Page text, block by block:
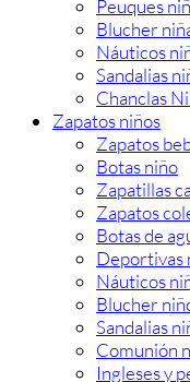
Peuques
Blucher
Náuticos
Sandalias
Chanclas
Zapatos niños
Zapatos
Botas niño
Zapatillas
Zapatos
Botas de
Deportivas
Náuticos
Blucher
Sandalias
Comunión
Ingleses y